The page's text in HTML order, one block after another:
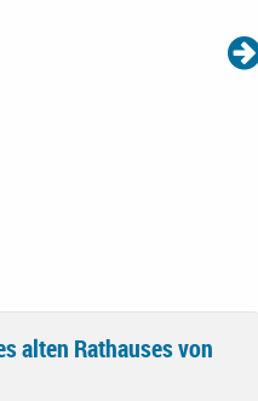
alten Rathauses von